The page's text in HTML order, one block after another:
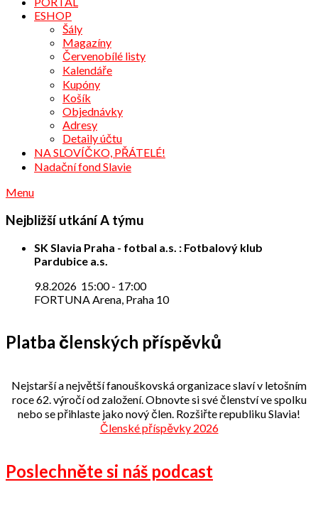
ESHOP
Šály
Magazíny
Červenobílé listy
Kalendáře
Kupóny
Košík
Objednávky
Adresy
Detaily účtu
NA SLOVÍČKO, PŘÁTELÉ!
Nadační fond Slavie
Menu
Nejbližší utkání A týmu
SK Slavia Praha - fotbal a.s. : Fotbalový klub
Pardubice a.s.
9.8.2026 15:00- 17:00
FORTUNA Arena, Praha 10
Platba členských příspěvků
Nejstarší a největší fanouškovská organizace slaví v letošním
roce 62. výročí od založení. Obnovte si své členství ve spolku
nebo se přihlaste jako nový člen. Rozšiřte republiku Slavia!
Členské příspěvky 2026
Poslechněte si náš podcast